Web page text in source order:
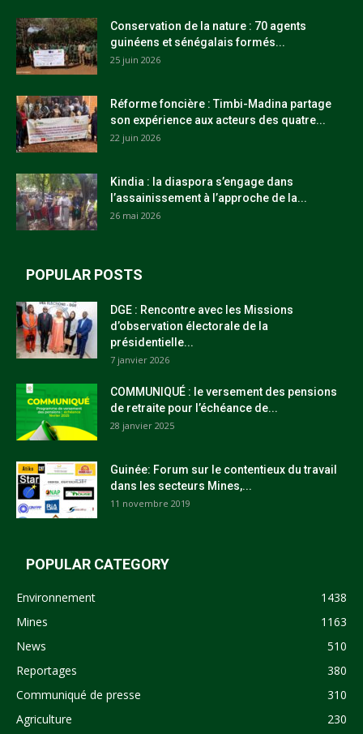
Conservation de la nature : 70 agents
guinéens et sénégalais formés...
25 juin 2026
Réforme foncière : Timbi-Madina partage
son expérience aux acteurs des quatre...
22 juin 2026
Kindia : la diaspora s’engage dans
l’assainissement à l’approche de la...
26 mai 2026
POPULAR POSTS
DGE : Rencontre avec les Missions
d’observation électorale de la
présidentielle...
7 janvier 2026
COMMUNIQUÉ : le versement des pensions
de retraite pour l’échéance de...
28 janvier 2025
Guinée: Forum sur le contentieux du travail
dans les secteurs Mines,...
11 novembre 2019
POPULAR CATEGORY
Environnement
1438
Mines
1163
News
510
Reportages
380
Communiqué de presse
310
Agriculture
230